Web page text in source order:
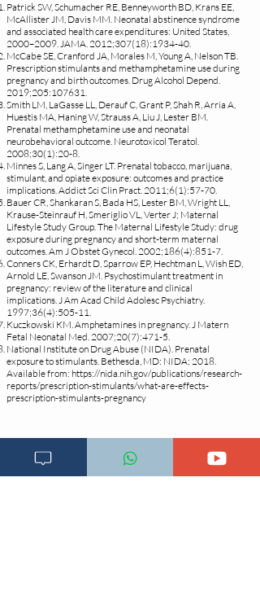
Patrick SW, Schumacher RE, Benneyworth BD, Krans EE,
McAllister JM, Davis MM. Neonatal abstinence syndrome
and associated health care expenditures: United States,
2000–2009. JAMA. 2012;307(18):1934-40.
McCabe SE, Cranford JA, Morales M, Young A, Nelson TB.
Prescription stimulants and methamphetamine use during
pregnancy and birth outcomes. Drug Alcohol Depend.
2019;205:107631.
Smith LM, LaGasse LL, Derauf C, Grant P, Shah R, Arria A,
Huestis MA, Haning W, Strauss A, Liu J, Lester BM.
Prenatal methamphetamine use and neonatal
neurobehavioral outcome. Neurotoxicol Teratol.
2008;30(1):20-8.
Minnes S, Lang A, Singer LT. Prenatal tobacco, marijuana,
stimulant, and opiate exposure: outcomes and practice
implications. Addict Sci Clin Pract. 2011;6(1):57-70.
Bauer CR, Shankaran S, Bada HS, Lester BM, Wright LL,
Krause-Steinrauf H, Smeriglio VL, Verter J; Maternal
Lifestyle Study Group. The Maternal Lifestyle Study: drug
exposure during pregnancy and short-term maternal
outcomes. Am J Obstet Gynecol. 2002;186(4):851-7.
Conners CK, Erhardt D, Sparrow EP, Hechtman L, Wish ED,
Arnold LE, Swanson JM. Psychostimulant treatment in
pregnancy: review of the literature and clinical
implications. J Am Acad Child Adolesc Psychiatry.
1997;36(4):505-11.
Kuczkowski KM. Amphetamines in pregnancy. J Matern
Fetal Neonatal Med. 2007;20(7):471-5.
National Institute on Drug Abuse (NIDA). Prenatal
exposure to stimulants. Bethesda, MD: NIDA; 2018.
Available from: https://nida.nih.gov/publications/research-
reports/prescription-stimulants/what-are-effects-
prescription-stimulants-pregnancy